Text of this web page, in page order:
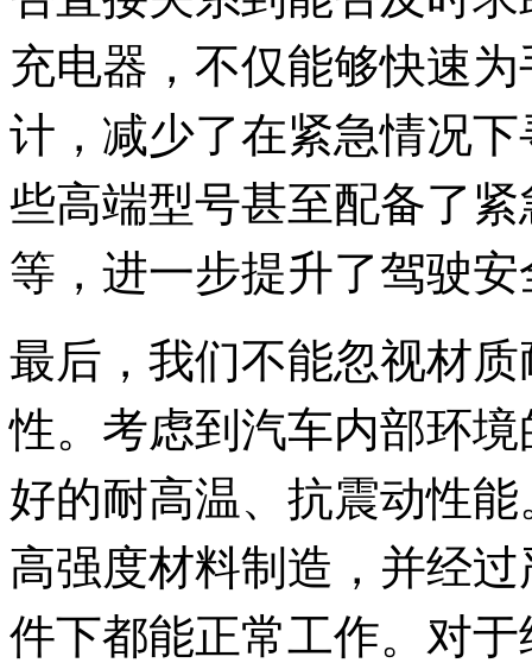
充电器，不仅能够快速
计，减少了在紧急情况
些高端型号甚至配备了
等，进一步提升了驾驶安
最后，我们不能忽视材
性。考虑到汽车内部环
好的耐高温、抗震动性
高强度材料制造，并经
件下都能正常工作。对